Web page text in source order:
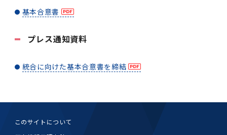
基本合意書
プレス通知資料
統合に向けた基本合意書を締結
このサイトについて